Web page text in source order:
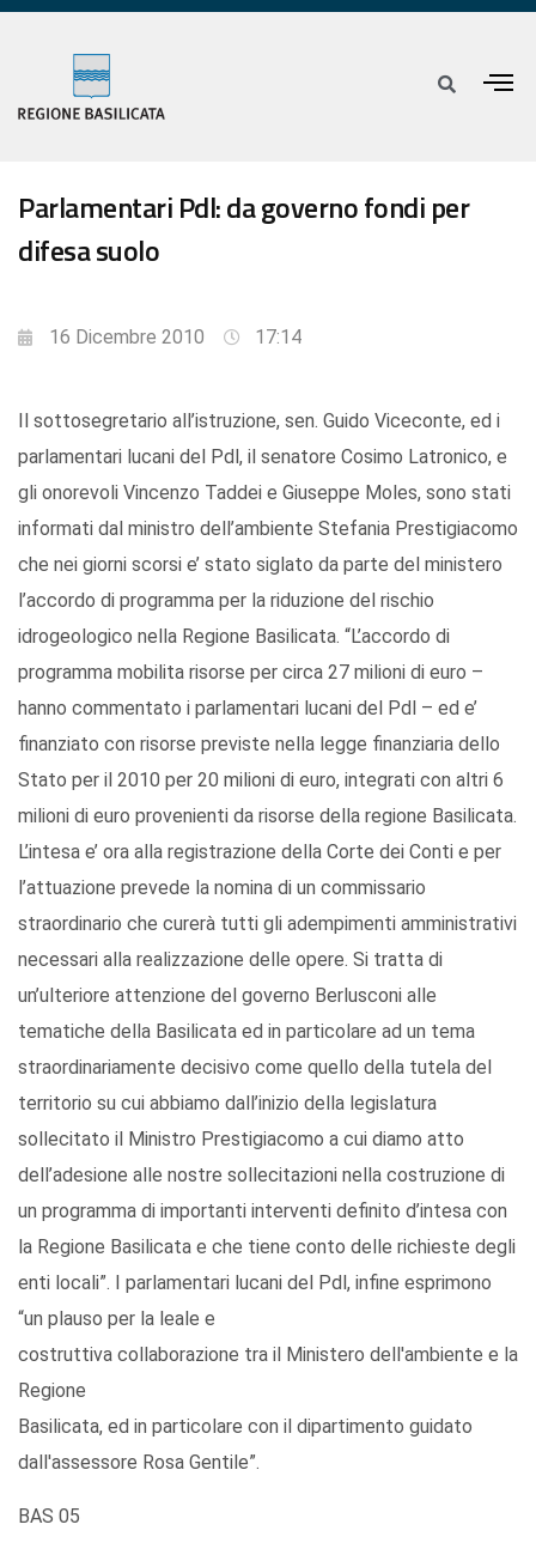
Parlamentari Pdl: da governo fondi per
difesa suolo
16 Dicembre 2010 17:14
Il sottosegretario all’istruzione, sen. Guido Viceconte, ed i
parlamentari lucani del Pdl, il senatore Cosimo Latronico, e
gli onorevoli Vincenzo Taddei e Giuseppe Moles, sono stati
informati dal ministro dell’ambiente Stefania Prestigiacomo
che nei giorni scorsi e’ stato siglato da parte del ministero
l’accordo di programma per la riduzione del rischio
idrogeologico nella Regione Basilicata. “L’accordo di
programma mobilita risorse per circa 27 milioni di euro –
hanno commentato i parlamentari lucani del Pdl – ed e’
finanziato con risorse previste nella legge finanziaria dello
Stato per il 2010 per 20 milioni di euro, integrati con altri 6
milioni di euro provenienti da risorse della regione Basilicata.
L’intesa e’ ora alla registrazione della Corte dei Conti e per
l’attuazione prevede la nomina di un commissario
straordinario che curerà tutti gli adempimenti amministrativi
necessari alla realizzazione delle opere. Si tratta di
un’ulteriore attenzione del governo Berlusconi alle
tematiche della Basilicata ed in particolare ad un tema
straordinariamente decisivo come quello della tutela del
territorio su cui abbiamo dall’inizio della legislatura
sollecitato il Ministro Prestigiacomo a cui diamo atto
dell’adesione alle nostre sollecitazioni nella costruzione di
un programma di importanti interventi definito d’intesa con
la Regione Basilicata e che tiene conto delle richieste degli
enti locali”. I parlamentari lucani del Pdl, infine esprimono
“un plauso per la leale e
costruttiva collaborazione tra il Ministero dell'ambiente e la
Regione
Basilicata, ed in particolare con il dipartimento guidato
dall'assessore Rosa Gentile”.
BAS 05